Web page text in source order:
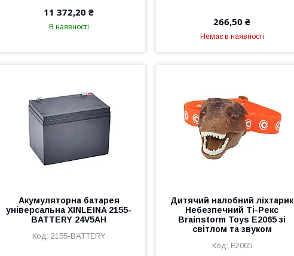
11 372,20 ₴
В наявності 266,50 ₴
Немає в наявності
Акумуляторна батарея
універсальна XINLEINA 2155-
BATTERY 24V5AH
2155-BATTERY
Дитячий налобний ліхтарик
Небезпечний Ті-Рекс
Brainstorm Toys E2065 зі
світлом та звуком
E2065